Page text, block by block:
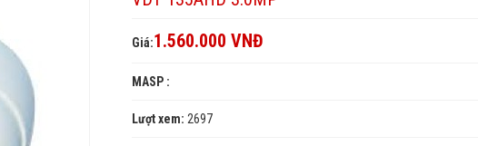
Giá:1.560.000 VNĐ
MASP :
Lượt xem: 2697